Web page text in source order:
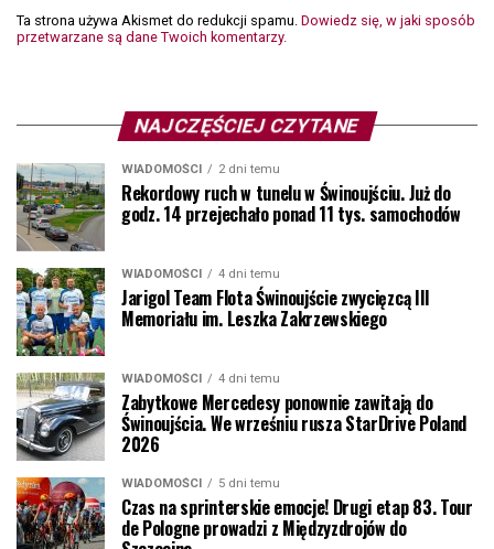
Ta strona używa Akismet do redukcji spamu. Dowiedz się, w jaki sposób
przetwarzane są dane Twoich komentarzy.
NAJCZĘŚCIEJ CZYTANE
WIADOMOŚCI 2 dni temu
Rekordowy ruch w tunelu w Świnoujściu. Już do
godz. 14 przejechało ponad 11 tys. samochodów
WIADOMOŚCI 4 dni temu
Jarigol Team Flota Świnoujście zwycięzcą III
Memoriału im. Leszka Zakrzewskiego
WIADOMOŚCI 4 dni temu
Zabytkowe Mercedesy ponownie zawitają do
Świnoujścia. We wrześniu rusza StarDrive Poland
2026
WIADOMOŚCI 5 dni temu
Czas na sprinterskie emocje! Drugi etap 83. Tour
de Pologne prowadzi z Międzyzdrojów do